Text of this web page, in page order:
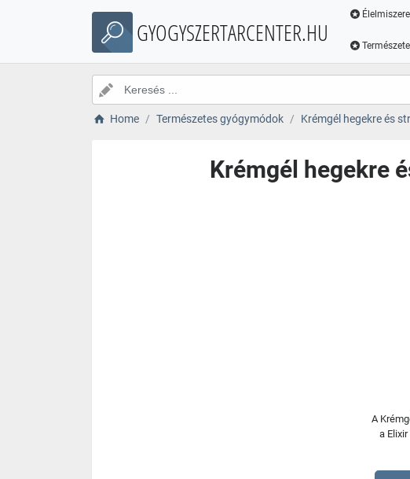
GYOGYSZERTARCENTER.HU
Home Természetes gyógymódok Krémgél hegekre és
Krémgél hegekre
A
a